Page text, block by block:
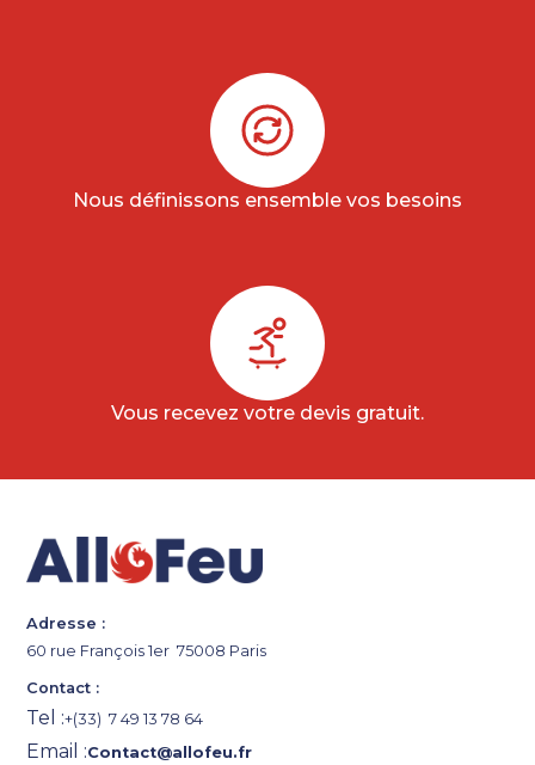
Nous définissons ensemble vos besoins
Vous recevez votre devis gratuit.
Adresse :
60 rue François 1er 75008 Paris
Contact :
Tel :+(33) 7 49 13 78 64
Email :Contact@allofeu.fr